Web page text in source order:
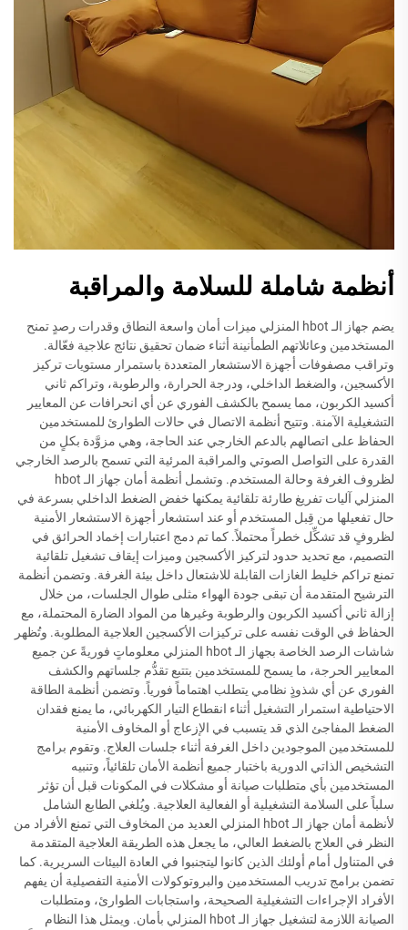
أنظمة شاملة للسلامة والمراقبة
يضم جهاز الـ hbot المنزلي ميزات أمان واسعة النطاق وقدرات رصدٍ تمنح
المستخدمين وعائلاتهم الطمأنينة أثناء ضمان تحقيق نتائج علاجية فعّالة.
وتراقب مصفوفات أجهزة الاستشعار المتعددة باستمرار مستويات تركيز
الأكسجين، والضغط الداخلي، ودرجة الحرارة، والرطوبة، وتراكم ثاني
أكسيد الكربون، مما يسمح بالكشف الفوري عن أي انحرافات عن المعايير
التشغيلية الآمنة. وتتيح أنظمة الاتصال في حالات الطوارئ للمستخدمين
الحفاظ على اتصالهم بالدعم الخارجي عند الحاجة، وهي مزوَّدة بكلٍ من
القدرة على التواصل الصوتي والمراقبة المرئية التي تسمح بالرصد الخارجي
لظروف الغرفة وحالة المستخدم. وتشمل أنظمة أمان جهاز الـ hbot
المنزلي آليات تفريغ طارئة تلقائية يمكنها خفض الضغط الداخلي بسرعة في
حال تفعيلها من قِبل المستخدم أو عند استشعار أجهزة الاستشعار الأمنية
لظروفٍ قد تشكِّل خطراً محتملاً. كما تم دمج اعتبارات إخماد الحرائق في
التصميم، مع تحديد حدود لتركيز الأكسجين وميزات إيقاف تشغيل تلقائية
تمنع تراكم خليط الغازات القابلة للاشتعال داخل بيئة الغرفة. وتضمن أنظمة
الترشيح المتقدمة أن تبقى جودة الهواء مثلى طوال الجلسات، من خلال
إزالة ثاني أكسيد الكربون والرطوبة وغيرها من المواد الضارة المحتملة، مع
الحفاظ في الوقت نفسه على تركيزات الأكسجين العلاجية المطلوبة. وتُظهر
شاشات الرصد الخاصة بجهاز الـ hbot المنزلي معلوماتٍ فوريةً عن جميع
المعايير الحرجة، ما يسمح للمستخدمين بتتبع تقدُّم جلساتهم والكشف
الفوري عن أي شذوذٍ نظامي يتطلب اهتماماً فورياً. وتضمن أنظمة الطاقة
الاحتياطية استمرار التشغيل أثناء انقطاع التيار الكهربائي، ما يمنع فقدان
الضغط المفاجئ الذي قد يتسبب في الإزعاج أو المخاوف الأمنية
للمستخدمين الموجودين داخل الغرفة أثناء جلسات العلاج. وتقوم برامج
التشخيص الذاتي الدورية باختبار جميع أنظمة الأمان تلقائياً، وتنبيه
المستخدمين بأي متطلبات صيانة أو مشكلات في المكونات قبل أن تؤثر
سلباً على السلامة التشغيلية أو الفعالية العلاجية. ويُلغي الطابع الشامل
لأنظمة أمان جهاز الـ hbot المنزلي العديد من المخاوف التي تمنع الأفراد من
النظر في العلاج بالضغط العالي، ما يجعل هذه الطريقة العلاجية المتقدمة
في المتناول أمام أولئك الذين كانوا ليتجنبوا في العادة البيئات السريرية. كما
تضمن برامج تدريب المستخدمين والبروتوكولات الأمنية التفصيلية أن يفهم
الأفراد الإجراءات التشغيلية الصحيحة، واستجابات الطوارئ، ومتطلبات
الصيانة اللازمة لتشغيل جهاز الـ hbot المنزلي بأمان. ويمثل هذا النظام